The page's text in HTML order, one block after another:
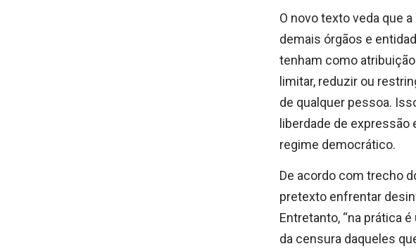
O novo texto veda que
demais órgãos e
tenham como
limitar, reduzir ou
de qualquer pessoa.
liberdade de expressão
regime democrático.
De acordo com trecho
pretexto enfrentar
Entretanto, “na prática
da censura daqueles